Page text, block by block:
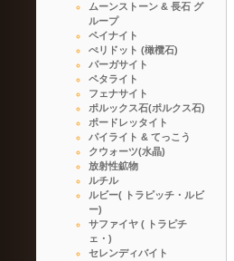
ムーンストーン & 長石 グ
ループ
ペイナイト
ぺリドット (橄欖石)
パーガサイト
ペタライト
フェナサイト
ポルックス石(ポルクス石)
ポードレッタイト
パイライト & てっこう
クウォーツ(水晶)
放射性鉱物
ルチル
ルビー( トラピッチ・ルビ
ー)
サファイヤ ( トラピチ
ェ・)
セレンディバイト